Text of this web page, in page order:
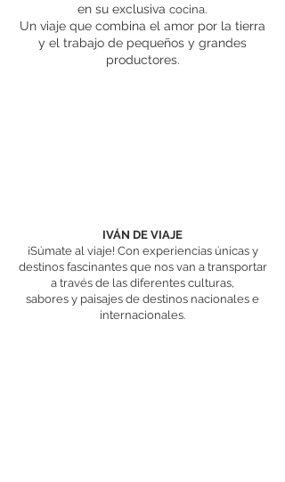
en su exclusiva cocina.
Un viaje que combina el amor por la tierra
y el trabajo de pequeños y grandes
productores.
IVÁN DE VIAJE
¡Súmate al viaje! Con experiencias únicas y
destinos fascinantes que nos van a transportar
a través de las diferentes culturas,
sabores y paisajes de destinos nacionales e
internacionales.